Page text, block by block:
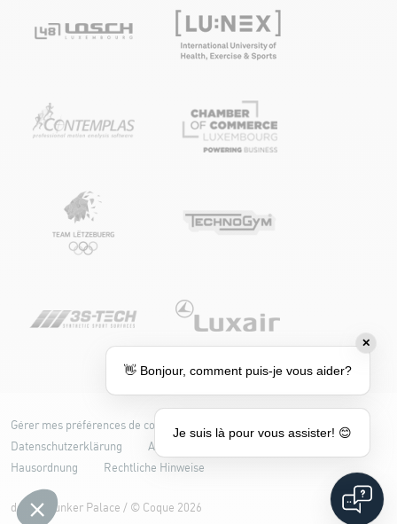
Gérer mes préférences de cookies
Cookie-Richtlinie
Datenschutzerklärung
Accessibilité : partiellement conforme
Hausordnung
Rechtliche Hinweise
design Bunker Palace / © Coque 2026
✕
👋 Bonjour, comment puis-je vous aider?
Je suis là pour vous assister! 😊